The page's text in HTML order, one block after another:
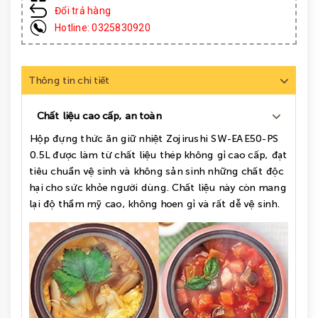
Đổi trả hàng
Hotline: 0325830920
Thông tin chi tiết
Chất liệu cao cấp, an toàn
Hộpđựng thức ăn giữ nhiệt Zojirushi SW-EAE50-PS
0.5L được làm từ chất liệu thép không gỉ cao cấp, đạt
tiêu chuẩn vệ sinh và không sản sinh những chất độc
hại cho sức khỏe người dùng. Chất liệu này còn mang
lại độ thẩm mỹ cao, không hoen gỉ và rất dễ vệ sinh.